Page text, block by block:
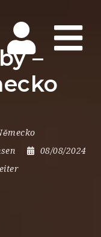
–
08/08/2024